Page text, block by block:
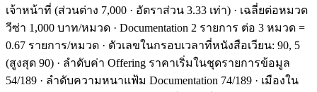
เจ้าหน้าที่ (ส่วนต่าง 7,000 · อัตราส่วน 3.33 เท่า) · เฉลี่ยต่อหมวด
วีซ่า 1,000 บาท/หมวด · Documentation 2 รายการ ต่อ 3 หมวด =
0.67 รายการ/หมวด · ตัวเลขในกรอบเวลาที่หนังสือเวียน: 90, 5
(สูงสุด 90) · ลำดับค่า Offering ราคาเริ่มในชุดรายการข้อมูล
54/189 · ลำดับความหนาแฟ้ม Documentation 74/189 · เมืองใน